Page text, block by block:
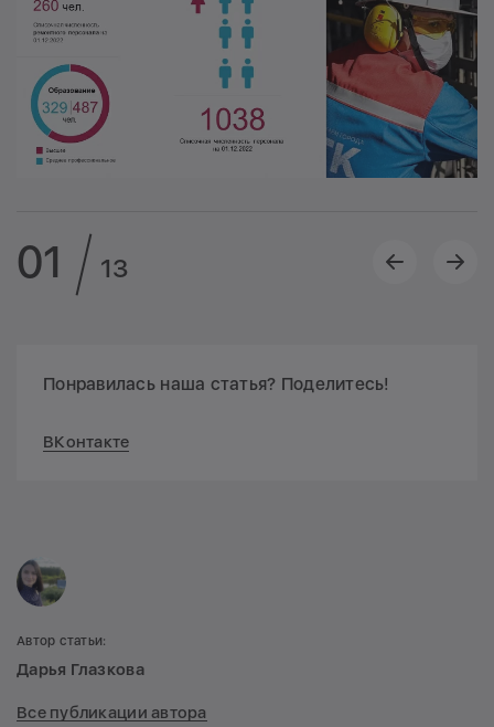
01 13
Понравилась наша статья? Поделитесь!
ВКонтакте
Автор статьи:
Дарья Глазкова
Все публикации автора